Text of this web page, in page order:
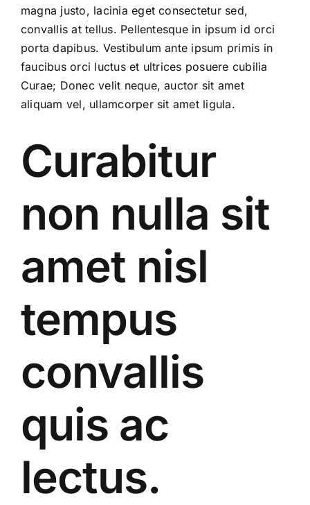
magna justo, lacinia eget consectetur sed,
convallis at tellus. Pellentesque in ipsum id orci
porta dapibus. Vestibulum ante ipsum primis in
faucibus orci luctus et ultrices posuere cubilia
Curae; Donec velit neque, auctor sit amet
aliquam vel, ullamcorper sit amet ligula.
Curabitur
non nulla sit
amet nisl
tempus
convallis
quis ac
lectus.